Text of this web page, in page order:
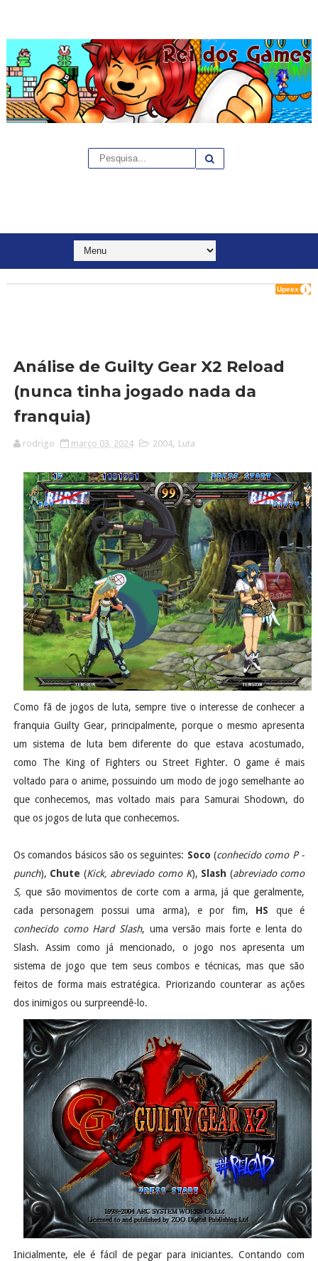
Análise de Guilty Gear X2 Reload
(nunca tinha jogado nada da
franquia)
rodrigo março 03, 2024 2004, Luta
Como fã de jogos de luta, sempre tive o interesse de conhecer a
franquia Guilty Gear, principalmente, porque o mesmo apresenta
um sistema de luta bem diferente do que estava acostumado,
como The King of Fighters ou Street Fighter. O game é mais
voltado para o anime, possuindo um modo de jogo semelhante ao
que conhecemos, mas voltado mais para Samurai Shodown, do
que os jogos de luta que conhecemos.
Os comandos básicos são os seguintes: Soco (conhecido como P -
punch), Chute (Kick, abreviado como K), Slash (abreviado como
S, que são movimentos de corte com a arma, já que geralmente,
cada personagem possui uma arma), e por fim, HS que é
conhecido como Hard Slash, uma versão mais forte e lenta do
Slash. Assim como já mencionado, o jogo nos apresenta um
sistema de jogo que tem seus combos e técnicas, mas que são
feitos de forma mais estratégica. Priorizando counterar as ações
dos inimigos ou surpreendê-lo.
Inicialmente, ele é fácil de pegar para iniciantes. Contando com